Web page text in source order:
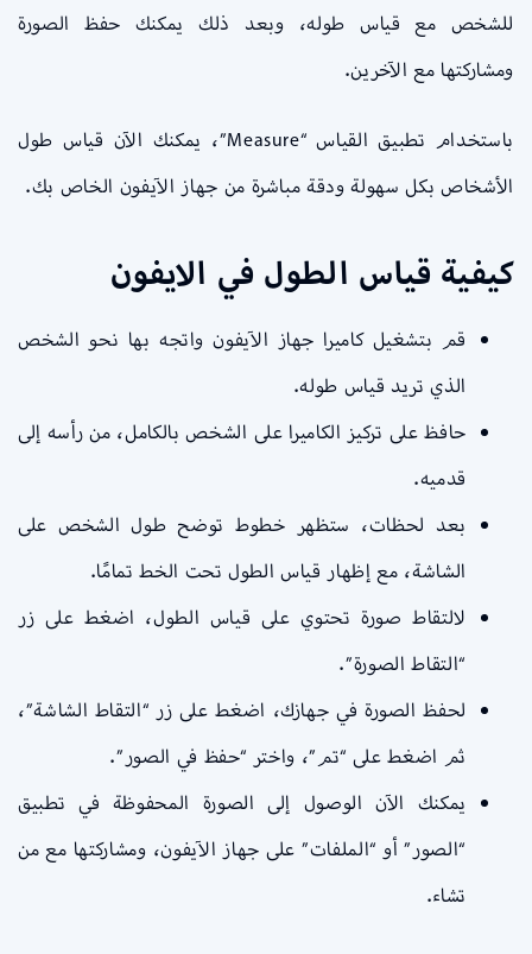
للشخص مع قياس طوله، وبعد ذلك يمكنك حفظ الصورة
ومشاركتها مع الآخرين.
باستخدام تطبيق القياس “Measure”، يمكنك الآن قياس طول
الأشخاص بكل سهولة ودقة مباشرة من جهاز الآيفون الخاص بك.
كيفية قياس الطول في الايفون
قم بتشغيل كاميرا جهاز الآيفون واتجه بها نحو الشخص
الذي تريد قياس طوله.
حافظ على تركيز الكاميرا على الشخص بالكامل، من رأسه إلى
قدميه.
بعد لحظات، ستظهر خطوط توضح طول الشخص على
الشاشة، مع إظهار قياس الطول تحت الخط تمامًا.
لالتقاط صورة تحتوي على قياس الطول، اضغط على زر
“التقاط الصورة”.
لحفظ الصورة في جهازك، اضغط على زر “التقاط الشاشة”،
ثم اضغط على “تم”، واختر “حفظ في الصور”.
يمكنك الآن الوصول إلى الصورة المحفوظة في تطبيق
“الصور” أو “الملفات” على جهاز الآيفون، ومشاركتها مع من
تشاء.